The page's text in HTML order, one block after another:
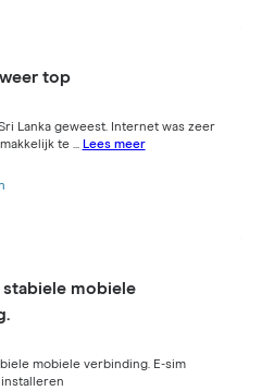
top
Lanka geweest. Internet was zeer
te ... Lees meer
mobiele
mobiele verbinding. E-sim